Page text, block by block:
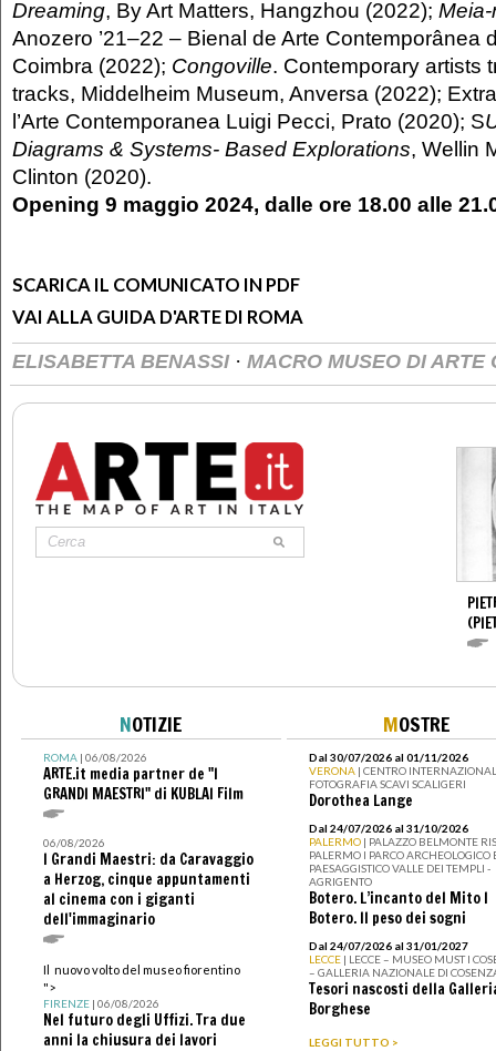
Dreaming, By Art Matters, Hangzhou (2022);
Anozero ’21–22 – Bienal de Arte Contemporânea
Coimbra (2022); Congoville. Contemporary artists
tracks, Middelheim Museum, Anversa (2022);
l’Arte Contemporanea Luigi Pecci, Prato (2020); S
Diagrams & Systems- Based Explorations, Wellin
Clinton (2020).
Opening 9 maggio 2024, dalle ore 18.00 alle
SCARICA IL COMUNICATO IN PDF
VAI ALLA GUIDA D'ARTE DI ROMA
ELISABETTA BENASSI · MACRO MUSEO DI ARTE
NOTIZIE
ROMA| 06/08/2026
ARTE.it media partner de "I
GRANDI MAESTRI" di KUBLAI Film
06/08/2026
I Grandi Maestri: da Caravaggio
a Herzog, cinque appuntamenti
al cinema con i giganti
dell'immaginario
Il nuovo volto del museo fiorentino
">
FIRENZE| 06/08/2026
Nel futuro degli Uffizi. Tra due
anni la chiusura dei lavori
MOSTRE
Dal 30/07/2026 al 01/11/2026
VERONA | CENTRO
FOTOGRAFIA SCAVI SCALIGERI
Dorothea Lange
Dal 24/07/2026 al 31/10/2026
PALERMO | PALAZZO BELMONTE
PALERMO I PARCO ARCHEOLOGICO
PAESAGGISTICO VALLE DEI TEMPLI -
AGRIGENTO
Botero. L’incanto del Mito I
Botero. Il peso dei sogni
Dal 24/07/2026 al 31/01/2027
LECCE | LECCE – MUSEO MUST I
– GALLERIA NAZIONALE DI
Tesori nascosti della
Borghese
LEGGI TUTTO >